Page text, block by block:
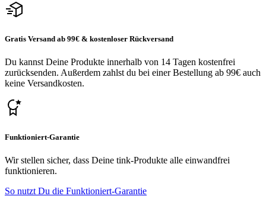
Gratis Versand ab 99€ & kostenloser Rückversand
Du kannst Deine Produkte innerhalb von 14 Tagen kostenfrei
zurücksenden. Außerdem zahlst du bei einer Bestellung ab 99€ auch
keine Versandkosten.
Funktioniert-Garantie
Wir stellen sicher, dass Deine tink-Produkte alle einwandfrei
funktionieren.
So nutzt Du die Funktioniert-Garantie